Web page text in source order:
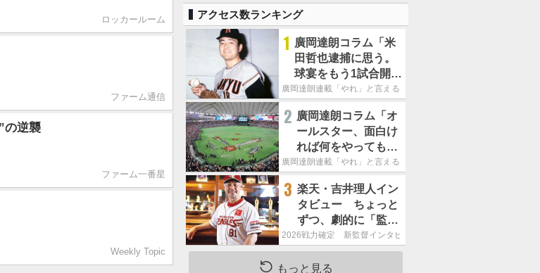
ロッカールーム
ファーム通信
の逆襲
ファーム一番星
Weekly Topic
アクセス数ランキング
1 廣岡達朗コラム「米
田哲也逮捕に思う。
球宴をもう1試合開催
でOB救済を」
廣岡達朗連載「やれ」と言える信念
2 廣岡達朗コラム「オ
ールスター、面白け
れば何をやってもい
いという発想は大間
廣岡達朗連載「やれ」と言える信念
3 楽天・吉井理人イン
タビュー ちょっと
ずつ、劇的に「監督
が代わると何もかも
が変わるというの
は、チームにとって
2026戦力確定 新監督インタビュー
もっと見る